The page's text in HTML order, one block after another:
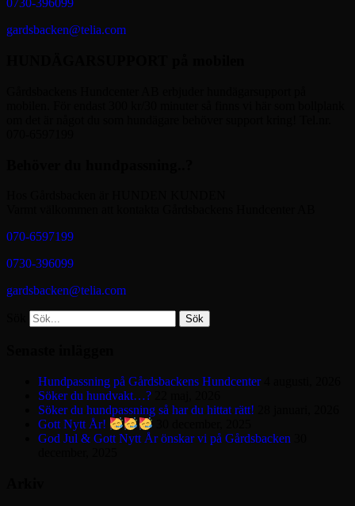
0730-396099
gardsbacken@telia.com
070-6597199
0730-396099
gardsbacken@telia.com
Hundpassning på Gårdsbackens Hundcenter
Söker du hundvakt…?
Söker du hundpassning så har du hittat rätt!
Gott Nytt År!
God Jul & Gott Nytt År önskar vi på Gårdsbacken